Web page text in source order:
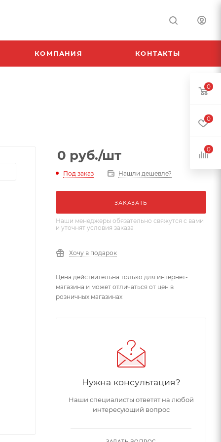
КОМПАНИЯ КОНТАКТЫ
0 руб./шт
Под заказ Нашли дешевле?
ЗАКАЗАТЬ
Наши менеджеры обязательно свяжутся с вами
и уточнят условия заказа
Хочу в подарок
Цена действительна только для интернет-
магазина и может отличаться от цен в
розничных магазинах
Нужна консультация?
Наши специалисты ответят на любой
интересующий вопрос
0
0
0